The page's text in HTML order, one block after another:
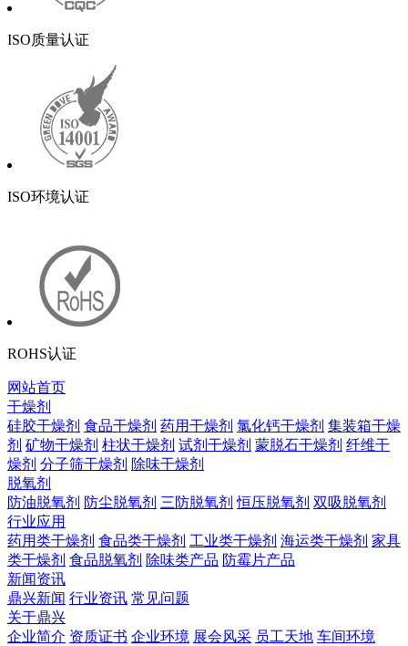
ISO质量认证
ISO环境认证
ROHS认证
网站首页
干燥剂
硅胶干燥剂 食品干燥剂 药用干燥剂 氯化钙干燥剂 集装箱干燥
剂 矿物干燥剂 柱状干燥剂 试剂干燥剂 蒙脱石干燥剂 纤维干
燥剂 分子筛干燥剂 除味干燥剂
脱氧剂
防油脱氧剂 防尘脱氧剂 三防脱氧剂 恒压脱氧剂 双吸脱氧剂
行业应用
药用类干燥剂 食品类干燥剂 工业类干燥剂 海运类干燥剂 家具
类干燥剂 食品脱氧剂 除味类产品 防霉片产品
新闻资讯
鼎兴新闻 行业资讯 常见问题
关于鼎兴
企业简介 资质证书 企业环境 展会风采 员工天地 车间环境